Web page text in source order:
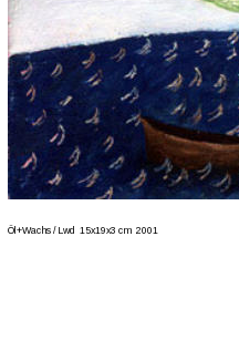
Öl+Wachs / Lwd  15x19x3 cm  2001